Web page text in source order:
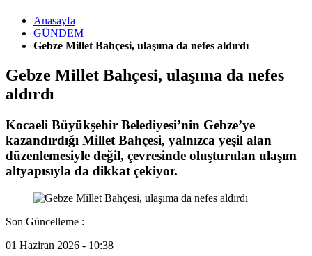
Anasayfa
GÜNDEM
Gebze Millet Bahçesi, ulaşıma da nefes aldırdı
Gebze Millet Bahçesi, ulaşıma da nefes
aldırdı
Kocaeli Büyükşehir Belediyesi’nin Gebze’ye
kazandırdığı Millet Bahçesi, yalnızca yeşil alan
düzenlemesiyle değil, çevresinde oluşturulan ulaşım
altyapısıyla da dikkat çekiyor.
Son Güncelleme :
01 Haziran 2026 - 10:38